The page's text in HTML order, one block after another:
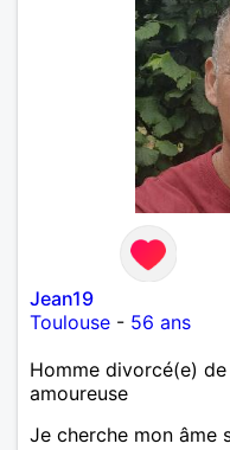
Jean19
Toulouse - 56 ans
Homme divorcé(e)
amoureuse
Je cherche mon âme